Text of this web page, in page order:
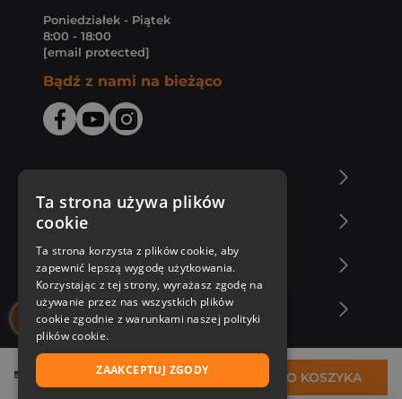
35,76 zł DO KOSZYKA
Poniedziałek - Piątek
8:00 - 18:00
[email protected]
Bądź z nami na bieżąco
Zakupy u nas
Nasza oferta
Nasi autorzy
Ta strona używa plików
cookie
Ta strona korzysta z plików cookie, aby
zapewnić lepszą wygodę użytkowania.
Korzystając z tej strony, wyrażasz zgodę na
używanie przez nas wszystkich plików
cookie zgodnie z warunkami naszej polityki
plików cookie.
ZAAKCEPTUJ ZGODY